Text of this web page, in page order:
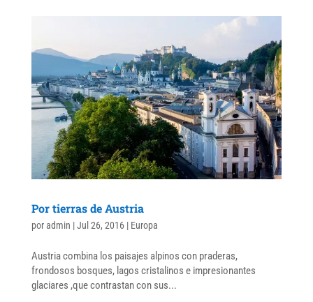
Por tierras de Austria
poradmin |Jul 26, 2016| Europa
Austria combina los paisajes alpinos con praderas,
frondosos bosques, lagos cristalinos e impresionantes
glaciares ,que contrastan con sus...